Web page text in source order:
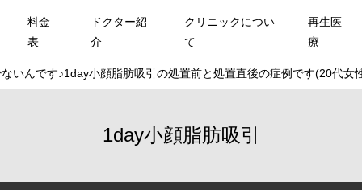
料金
表
ドクター紹
介
クリニックについ
て
再生医
療
いんです♪1day小顔脂肪吸引の処置前と処置直後の症例です(20代女
1day小顔脂肪吸引